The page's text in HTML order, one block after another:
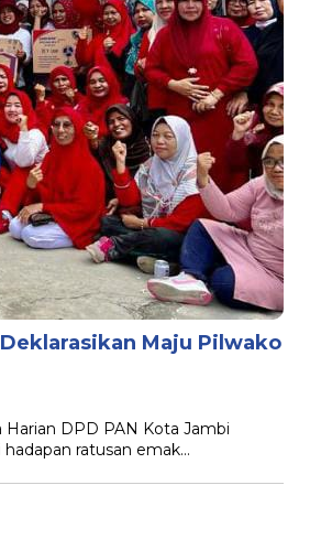
Maju Pilwako
Harian DPD PAN Kota Jambi
ratusan emak…